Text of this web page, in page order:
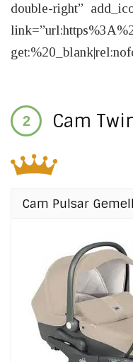
double-right”
Cam
Cam Pulsar